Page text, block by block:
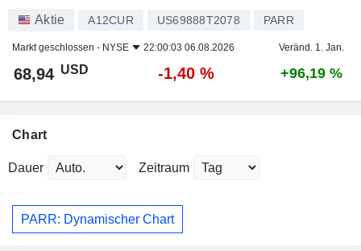
Aktie A12CUR US69888T2078 PARR
Markt geschlossen - NYSE 22:00:03 06.08.2026 Veränd. 1. Jan.
68,94 USD -1,40 % +96,19 %
Chart
Dauer Zeitraum
PARR: Dynamischer Chart